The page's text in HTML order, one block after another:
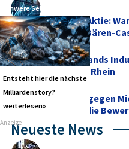
SanDisk-Aktie:
auf 20 Dollar den Bären-
Deutschlands
droht Gefahr vom Rhein
SK Hynix gegen
Memory‑Trade in die
Neueste News
Schwere Seltene Erden
Entsteht hier die nächste
Milliardenstory?
weiterlesen»
Anzeige